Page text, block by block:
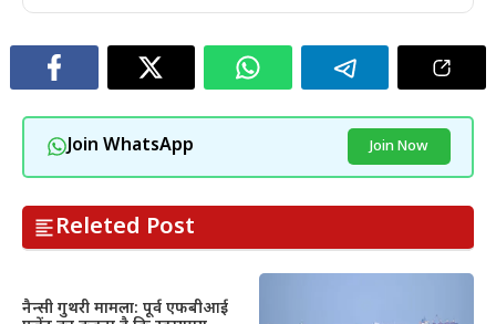
Join WhatsApp Join Now
Releted Post
नैन्सी गुथरी मामला: पूर्व एफबीआई